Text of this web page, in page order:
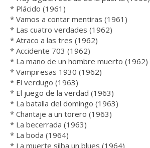
* Plácido (1961)
* Vamos a contar mentiras (1961)
* Las cuatro verdades (1962)
* Atraco a las tres (1962)
* Accidente 703 (1962)
* La mano de un hombre muerto (1962)
* Vampiresas 1930 (1962)
* El verdugo (1963)
* El juego de la verdad (1963)
* La batalla del domingo (1963)
* Chantaje a un torero (1963)
* La becerrada (1963)
* La boda (1964)
* La muerte silba un blues (1964)